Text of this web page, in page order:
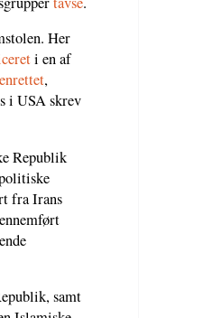
Her
i en af
,
i USA skrev
Republik
fra Irans
samt